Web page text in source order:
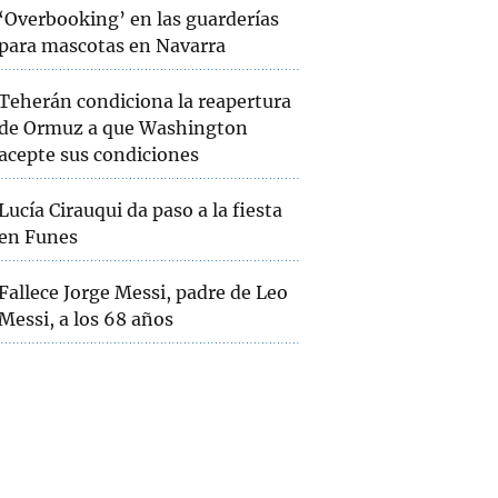
‘Overbooking’ en las guarderías
mascotas en Navarra
condiciona la reapertura
Ormuz a que Washington
sus condiciones
Cirauqui da paso a la fiesta
Funes
Jorge Messi, padre de Leo
a los 68 años